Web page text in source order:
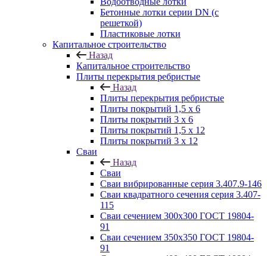
Бетонные лотки серии DN (с
решеткой)
Пластиковые лотки
Капитальное строительство
Назад
Капитальное строительство
Плиты перекрытия ребристые
Назад
Плиты перекрытия ребристые
Плиты покрытий 1,5 x 6
Плиты покрытий 3 x 6
Плиты покрытий 1,5 x 12
Плиты покрытий 3 x 12
Сваи
Назад
Сваи
Сваи вибрированные серия 3.407.9-146
Сваи квадратного сечения серия 3.407-
115
Сваи сечением 300х300 ГОСТ 19804-
91
Сваи сечением 350х350 ГОСТ 19804-
91